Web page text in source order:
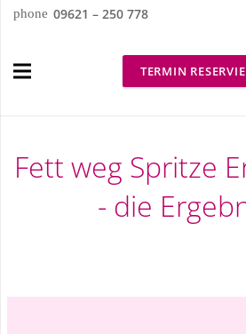
phone 09621 – 250 778
TERMIN
Fett weg Spritze
- die